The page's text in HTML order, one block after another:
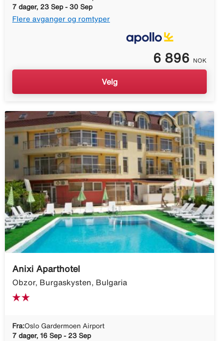
7 dager, 23 Sep - 30 Sep
Flere avganger og romtyper
6 896 NOK
Velg
Anixi Aparthotel
Obzor, Burgaskysten, Bulgaria
Fra:Oslo Gardermoen Airport
7 dager, 16 Sep - 23 Sep